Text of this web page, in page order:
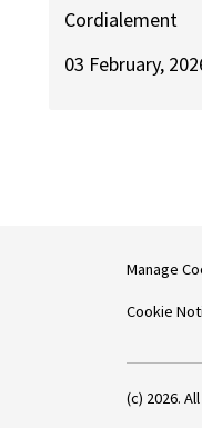
Cordialement
03 February,
Manage
Cookie
(c) 2026.